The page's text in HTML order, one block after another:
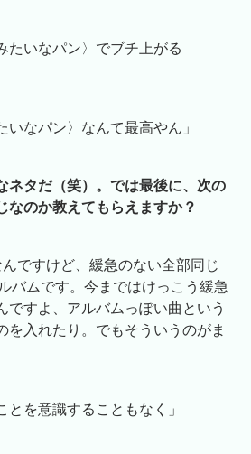
たいなパン〉でブチ上がる
いなパン〉なんて最高やん」
ネタだ（笑）。では最後に、次の
なのか教えてもらえますか？
んですけど、緩急のない全部同じ
バムです。今まではけっこう緩急
ですよ、アルバムっぽい曲という
を入れたり。でもそういうのがま
とを意識することもなく」